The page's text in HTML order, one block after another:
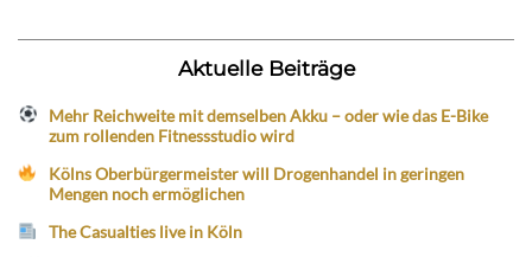
Aktuelle Beiträge
Mehr Reichweite mit demselben Akku – oder wie das E-Bike
zum rollenden Fitnessstudio wird
Kölns Oberbürgermeister will Drogenhandel in geringen
Mengen noch ermöglichen
The Casualties live in Köln